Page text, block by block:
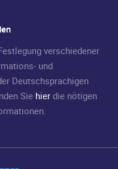
verschiedener
und
Deutschsprachigen
Sie hier die nötigen